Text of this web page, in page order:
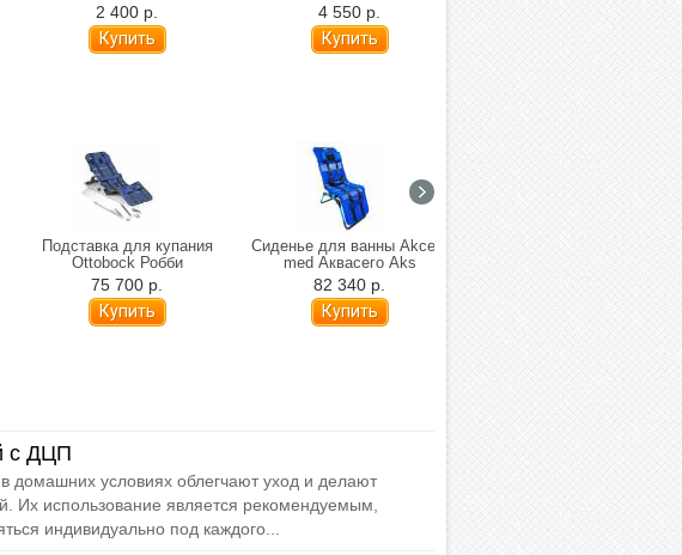
2 400 р. 4 550 р.
Подставка для купания
Ottobock Робби
75 700 р.
Сиденье для ванны Akces-
med Аквасего Aks
82 340 р.
с ДЦП
домашних условиях облегчают уход и делают
Их использование является рекомендуемым,
индивидуально под каждого...